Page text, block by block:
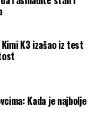
K3 izašao iz test
Kada je najbolje